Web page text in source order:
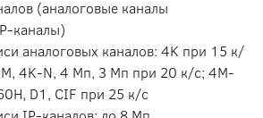
(аналоговые каналы
каналы)
аналоговых каналов: 4K при 15 к/
4K-N, 4 Mп, 3 Mп при 20 к/с; 4M-
D1, CIF при 25 к/с